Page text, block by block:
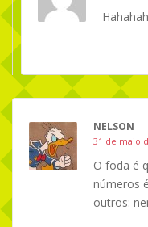
NELSON
31 de maio
O foda é
números
outros: